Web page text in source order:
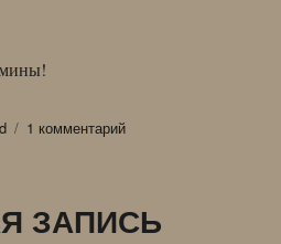
1 комментарийк
ВИТАМИНОМ
ЗАПИСЬ